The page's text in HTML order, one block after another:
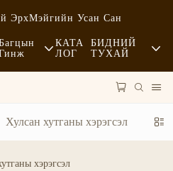
ЭрхМэйгийн Усан Сан
КАТА
ЛОГ
БИДНИЙ
ТУХАЙ
Тогтвортой Байдал
Хулсан хутганы хэрэгсэл
хэрэгсэл